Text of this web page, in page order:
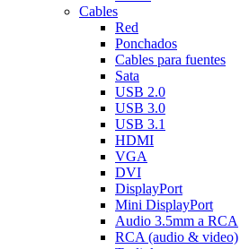
Cables
Red
Ponchados
Cables para fuentes
Sata
USB 2.0
USB 3.0
USB 3.1
HDMI
VGA
DVI
DisplayPort
Mini DisplayPort
Audio 3.5mm a RCA
RCA (audio & video)